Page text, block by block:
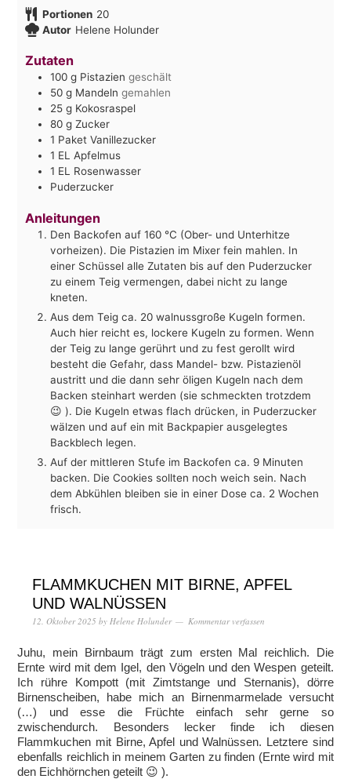
Portionen 20
Autor Helene Holunder
Zutaten
100 g Pistazien geschält
50 g Mandeln gemahlen
25 g Kokosraspel
80 g Zucker
1 Paket Vanillezucker
1 EL Apfelmus
1 EL Rosenwasser
Puderzucker
Anleitungen
Den Backofen auf 160 °C (Ober- und Unterhitze
vorheizen). Die Pistazien im Mixer fein mahlen. In
einer Schüssel alle Zutaten bis auf den Puderzucker
zu einem Teig vermengen, dabei nicht zu lange
kneten.
Aus dem Teig ca. 20 walnussgroße Kugeln formen.
Auch hier reicht es, lockere Kugeln zu formen. Wenn
der Teig zu lange gerührt und zu fest gerollt wird
besteht die Gefahr, dass Mandel- bzw. Pistazienöl
austritt und die dann sehr öligen Kugeln nach dem
Backen steinhart werden (sie schmeckten trotzdem
😉 ). Die Kugeln etwas flach drücken, in Puderzucker
wälzen und auf ein mit Backpapier ausgelegtes
Backblech legen.
Auf der mittleren Stufe im Backofen ca. 9 Minuten
backen. Die Cookies sollten noch weich sein. Nach
dem Abkühlen bleiben sie in einer Dose ca. 2 Wochen
frisch.
FLAMMKUCHEN MIT BIRNE, APFEL
UND WALNÜSSEN
12. Oktober 2025 by Helene Holunder Kommentar verfassen
Juhu, mein Birnbaum trägt zum ersten Mal reichlich. Die
Ernte wird mit dem Igel, den Vögeln und den Wespen geteilt.
Ich rühre Kompott (mit Zimtstange und Sternanis), dörre
Birnenscheiben, habe mich an Birnenmarmelade versucht
(…) und esse die Früchte einfach sehr gerne so
zwischendurch. Besonders lecker finde ich diesen
Flammkuchen mit Birne, Apfel und Walnüssen. Letztere sind
ebenfalls reichlich in meinem Garten zu finden (Ernte wird mit
den Eichhörnchen geteilt 😉 ).